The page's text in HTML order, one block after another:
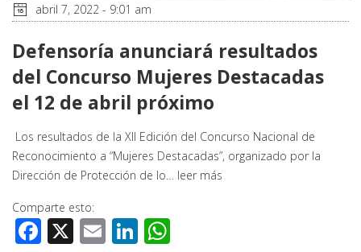
abril 7, 2022 - 9:01 am
Defensoría anunciará resultados
del Concurso Mujeres Destacadas
el 12 de abril próximo
Los resultados de la XII Edición del Concurso Nacional de
Reconocimiento a “Mujeres Destacadas”, organizado por la
Dirección de Protección de lo… leer más
Comparte esto:
Facebook
X EmailLinkedIn